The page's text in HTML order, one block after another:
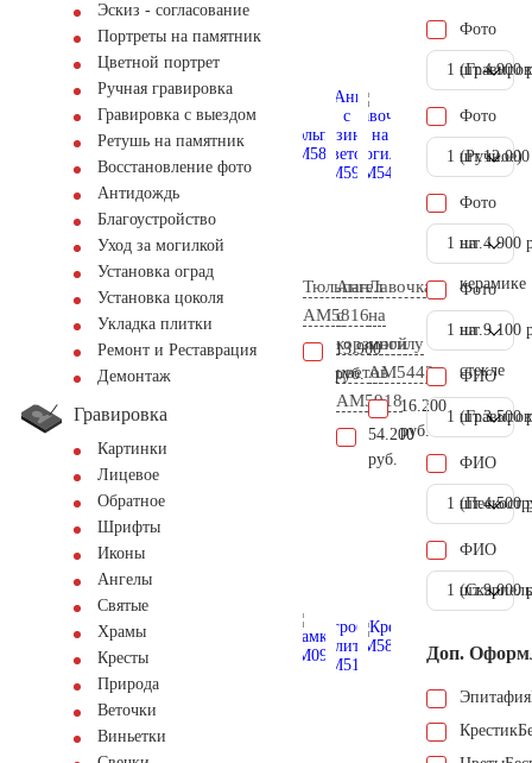
Эскиз - согласование
Портреты на памятник
Цветной портрет
Ручная гравировка
Гравировка с выездом
Ретушь на памятник
Восстановление фото
Антидождь
Благоустройство
Уход за могилкой
Установка оград
Установка цоколя
Укладка плитки
Ремонт и Реставрация
Демонтаж
Гравировка
Картинки
Лицевое
Обратное
Шрифты
Иконы
Ангелы
Святые
Храмы
Кресты
Природа
Веточки
Виньетки
Тюльпан
AM5816
13.900
руб.
Ангел
с
корзиной
цветов
AM5918
54.200
руб.
Лавочка
на
могилу
AM5442
16.200
руб.
Фото
1 шт.4.900
Фото
(Ручное)
1 шт.
Фото
на
керамике
1 шт. 4.900
Фото
на
стекле
1 шт. 9.100
ФИО
1 шт.3.500
ФИО
1 шт.4.500
ФИО
1 шт.9.000
Доп.
Эпитафия
Крестик